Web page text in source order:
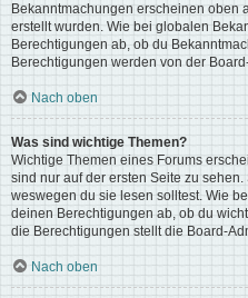
Bekanntmachungen erscheinen oben
erstellt wurden. Wie bei globalen
Berechtigungen ab, ob du
Berechtigungen werden von der
Nach oben
Was sind wichtige Themen?
Wichtige Themen eines Forums
sind nur auf der ersten Seite zu
weswegen du sie lesen solltest. Wie
deinen Berechtigungen ab, ob du
die Berechtigungen stellt die Board-
Nach oben